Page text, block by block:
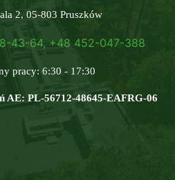
2, 05-803 Pruszków
43-64, +48 452-047-388
pracy: 6:30 - 17:30
AE: PL-56712-48645-EAFRG-06